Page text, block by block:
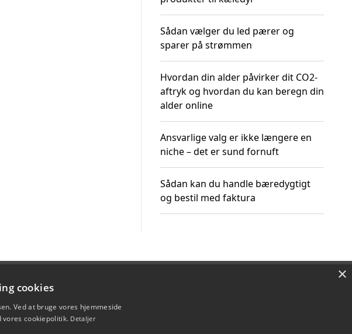
Sådan vælger du led pærer og
sparer på strømmen
Hvordan din alder påvirker dit CO2-
aftryk og hvordan du kan beregn din
alder online
Ansvarlige valg er ikke længere en
niche – det er sund fornuft
Sådan kan du handle bæredygtigt
og bestil med faktura
×
cookies
Ved at bruge vores hjemmeside
vores cookiepolitik. Detaljer